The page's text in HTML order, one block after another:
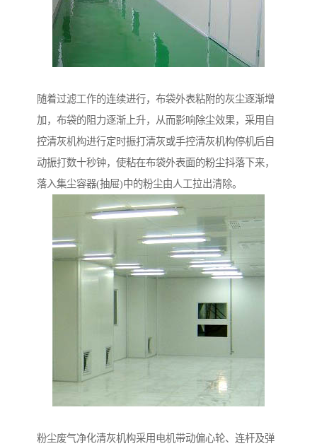
随着过滤工作的连续进行，布袋外表粘附的灰尘逐渐增
加，布袋的阻力逐渐上升，从而影响除尘效果，采用自
控清灰机构进行定时振打清灰或手控清灰机构停机后自
动振打数十秒钟，使粘在布袋外表面的粉尘抖落下来，
落入集尘容器(抽屉)中的粉尘由人工拉出清除。
粉尘废气净化清灰机构采用电机带动偏心轮、连杆及弹